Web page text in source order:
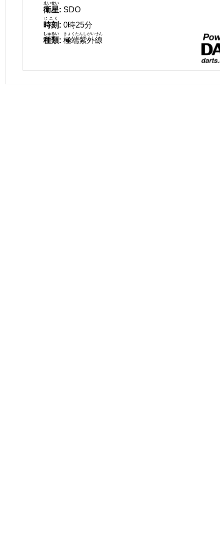
衛星
えいせい
: SDO
時刻
じこく
: 0時25分
種類
しゅるい
: 極端紫外線
きょくたんしがいせん